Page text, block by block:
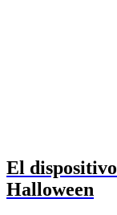
El
Halloween